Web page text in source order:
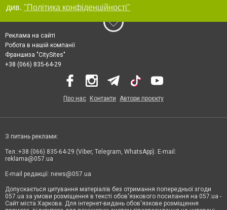
див. "Політика конфіденційності"
Реклама на сайті
Робота в нашій компанії
Франшиза "CitySites"
+38 (066) 835-64-29
Про нас Контакти Автори проєкту
З питань реклами:
Тел.:+38 (066) 835-64-29 (Viber, Telegram, WhatsApp). E-mail:
reklama@057.ua
E-mail редакції: news@057.ua
Допускається цитування матеріалів без отримання попередньої згоди
057.ua за умови розміщення в тексті обов'язкового посилання на 057.ua -
Сайт міста Харкова. Для інтернет-видань обов'язкове розміщення